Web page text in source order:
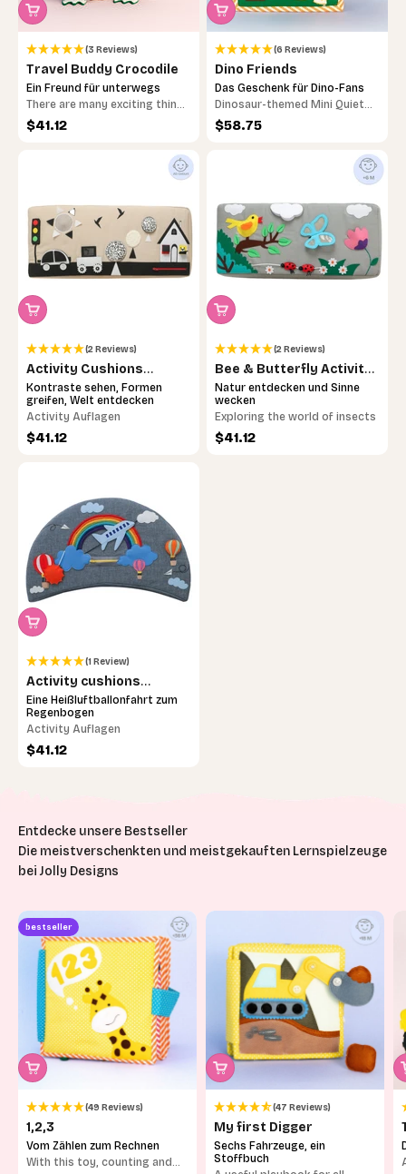
(3 Reviews)
Travel Buddy Crocodile
Ein Freund für unterwegs
There are many exciting things
to discover on our friendly
Sale price
$41.12
(6 Reviews)
Dino Friends
Das Geschenk für Dino-Fans
Dinosaur-themed Mini Quiet
Book with 6 pages of vibrant,
creativity. Includes mirror play
sorting & matching, zipping,
lacing, pulling etc that
enhance cognitive, socio-
emotional, and fine-motor
skills
Sale price
$58.75
(2 Reviews)
Activity Cushions
Contrasts
Kontraste sehen, Formen
greifen, Welt entdecken
Activity Auflagen
Sale price
$41.12
(2 Reviews)
Bee & Butterfly Activity
Pad
Natur entdecken und Sinne
wecken
Exploring the world of insects
Sale price
$41.12
(1 Review)
Activity cushions
rainbow
Eine Heißluftballonfahrt zum
Regenbogen
Activity Auflagen
Sale price
$41.12
Die meistverschenkten und meistgekauften Lernspielzeuge
bei Jolly Designs
bestseller
(49 Reviews)
1,2,3
Vom Zählen zum Rechnen
With this toy, counting and
(47 Reviews)
My first Digger
Sechs Fahrzeuge, ein
Stoffbuch